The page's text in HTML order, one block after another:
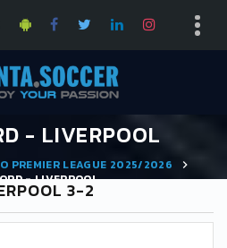
- LIVERPOOL
PREMIER LEAGUE 2025/2026
- LIVERPOOL
3-2